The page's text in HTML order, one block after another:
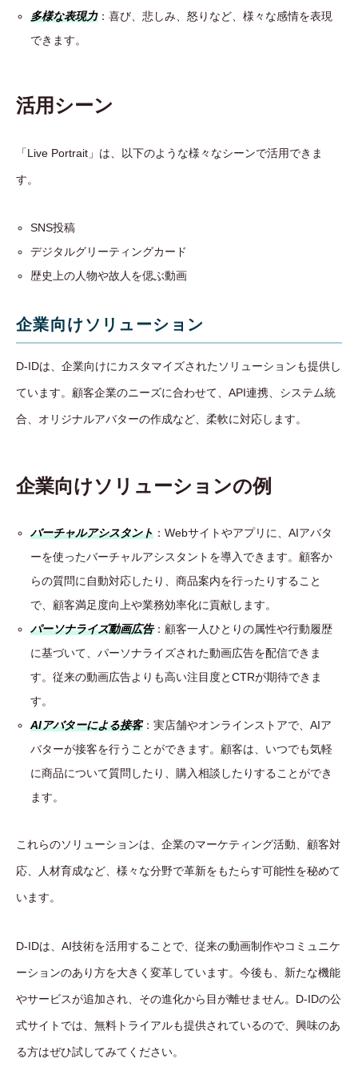
多様な表現力：喜び、悲しみ、怒りなど、様々な感情を表現
できます。
活用シーン
「Live Portrait」は、以下のような様々なシーンで活用できま
す。
SNS投稿
デジタルグリーティングカード
歴史上の人物や故人を偲ぶ動画
企業向けソリューション
D-IDは、企業向けにカスタマイズされたソリューションも提供し
ています。顧客企業のニーズに合わせて、API連携、システム統
合、オリジナルアバターの作成など、柔軟に対応します。
企業向けソリューションの例
バーチャルアシスタント ：Webサイトやアプリに、AIアバタ
ーを使ったバーチャルアシスタントを導入できます。顧客か
らの質問に自動対応したり、商品案内を行ったりすること
で、顧客満足度向上や業務効率化に貢献します。
パーソナライズ動画広告：顧客一人ひとりの属性や行動履歴
に基づいて、パーソナライズされた動画広告を配信できま
す。従来の動画広告よりも高い注目度とCTRが期待できま
す。
AIアバターによる接客：実店舗やオンラインストアで、AIア
バターが接客を行うことができます。顧客は、いつでも気軽
に商品について質問したり、購入相談したりすることができ
ます。
これらのソリューションは、企業のマーケティング活動、顧客対
応、人材育成など、様々な分野で革新をもたらす可能性を秘めて
います。
D-IDは、AI技術を活用することで、従来の動画制作やコミュニケ
ーションのあり方を大きく変革しています。今後も、新たな機能
やサービスが追加され、その進化から目が離せません。D-IDの公
式サイトでは、無料トライアルも提供されているので、興味のあ
る方はぜひ試してみてください。